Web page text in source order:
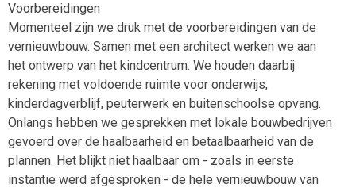
Voorbereidingen
Momenteel zijn we druk met de voorbereidingen van de
vernieuwbouw. Samen met een architect werken we aan
het ontwerp van het kindcentrum. We houden daarbij
rekening met voldoende ruimte voor onderwijs,
kinderdagverblijf, peuterwerk en buitenschoolse opvang.
Onlangs hebben we gesprekken met lokale bouwbedrijven
gevoerd over de haalbaarheid en betaalbaarheid van de
plannen. Het blijkt niet haalbaar om - zoals in eerste
instantie werd afgesproken - de hele vernieuwbouw van